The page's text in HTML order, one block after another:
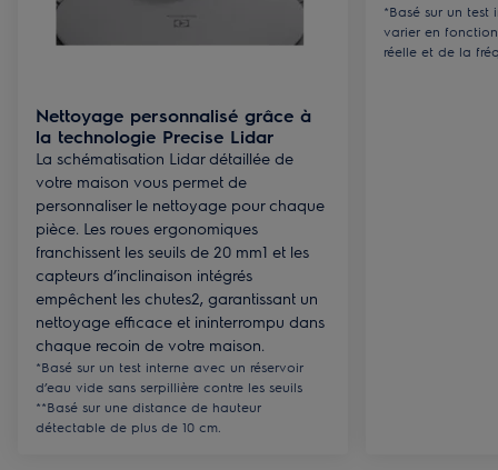
Nettoyage personnalisé grâce à
la technologie Precise Lidar
La schématisation Lidar détaillée de
votre maison vous permet de
personnaliser le nettoyage pour chaque
pièce. Les roues ergonomiques
franchissent les seuils de 20 mm1 et les
capteurs d’inclinaison intégrés
empêchent les chutes2, garantissant un
nettoyage efficace et ininterrompu dans
chaque recoin de votre maison.
*Basé sur un test interne avec un réservoir
d’eau vide sans serpillière contre les seuils
**Basé sur une distance de hauteur
détectable de plus de 10 cm.
*Basé sur un test
varier en
réelle et de la